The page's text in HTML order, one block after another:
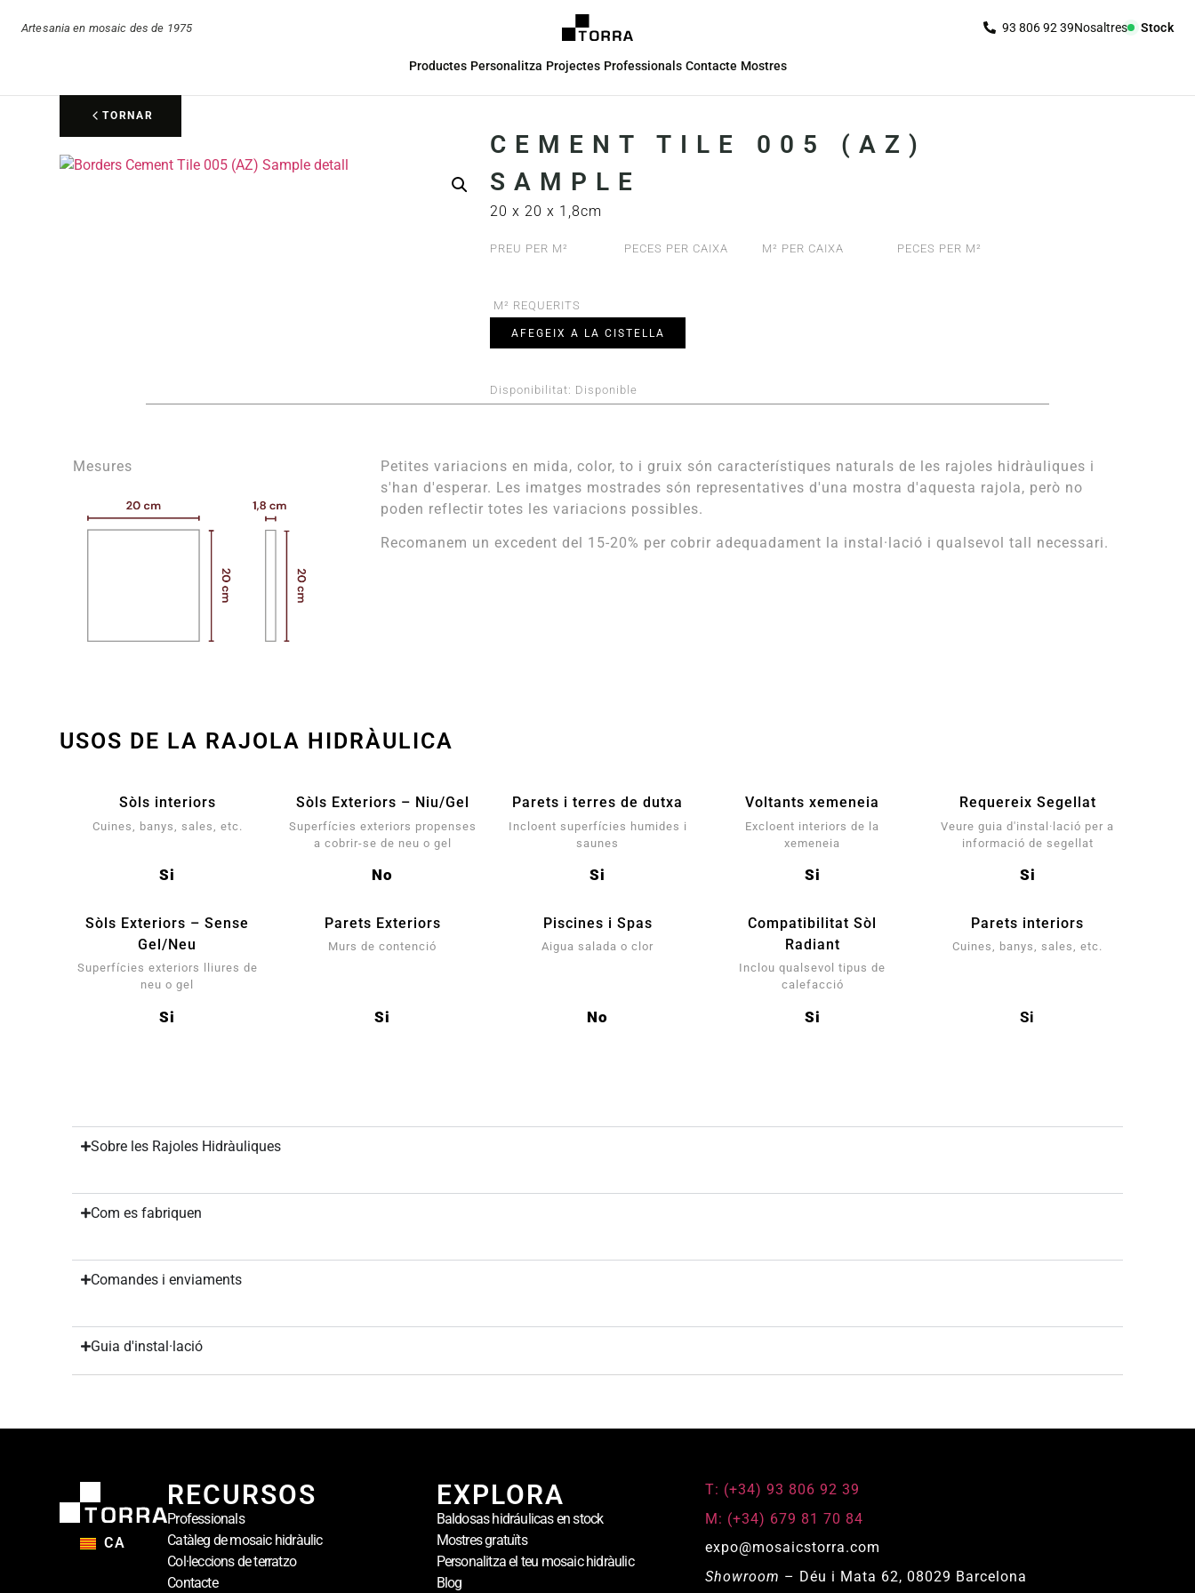
Artesania en mosaic des de 1975 Nosaltres Stock
Productes Personalitza Projectes Professionals Contacte Mostres
TORNAR
CEMENT TILE 005 (AZ)
SAMPLE
20 x 20 x 1,8cm
PREU PER M² PECES PER CAIXA M² PER CAIXA PECES PER M²
M² REQUERITS
AFEGEIX A LA CISTELLA
Disponibilitat: Disponible
Mesures
Petites variacions en mida, color, to i gruix són característiques naturals de les rajoles hidràuliques i
s'han d'esperar. Les imatges mostrades són representatives d'una mostra d'aquesta rajola, però no
poden reflectir totes les variacions possibles.
Recomanem un excedent del 15-20% per cobrir adequadament la instal·lació i qualsevol tall necessari.
USOS DE LA RAJOLA HIDRÀULICA
Sòls interiors
Cuines, banys, sales, etc.
Si
Sòls Exteriors – Niu/Gel
Superfícies exteriors propenses
a cobrir-se de neu o gel
No
Parets i terres de dutxa
Incloent superfícies humides i
saunes
Si
Voltants xemeneia
Excloent interiors de la
xemeneia
Si
Requereix Segellat
Veure guia d'instal·lació per a
informació de segellat
Si
Sòls Exteriors – Sense
Gel/Neu
Superfícies exteriors lliures de
neu o gel
Si
Parets Exteriors
Murs de contenció
Si
Piscines i Spas
Aigua salada o clor
No
Compatibilitat Sòl
Radiant
Inclou qualsevol tipus de
calefacció
Si
Parets interiors
Cuines, banys, sales, etc.
Si
Sobre les Rajoles Hidràuliques
Com es fabriquen
Comandes i enviaments
Guia d'instal·lació
CA
RECURSOS
Professionals
Catàleg de mosaic hidràulic
Col·leccions de terratzo
Contacte
EXPLORA
Baldosas hidráulicas en stock
Mostres gratuïts
Personalitza el teu mosaic hidràulic
Blog
T: (+34) 93 806 92 39
M: (+34) 679 81 70 84
expo@mosaicstorra.com
Showroom – Déu i Mata 62, 08029 Barcelona